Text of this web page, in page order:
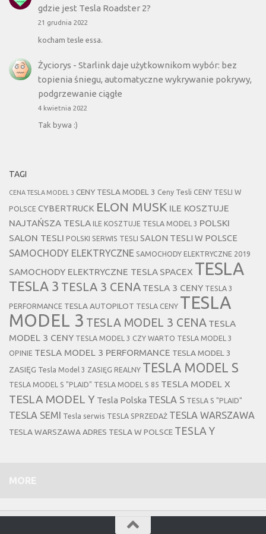
gdzie jest Tesla Roadster 2?
21 grudnia 2022
kocham tesle essa.
Życiorys - Starlink daje użytkownikom wybór: bez
topienia śniegu, automatyczne wykrywanie pokrywy,
podgrzewanie ciągłe
4 kwietnia 2022
Tak bywa :)
TAGI
CENA TESLA MODEL 3 CENY TESLA MODEL 3 Ceny Tesli CENY TESLI W
POLSCE CYBERTRUCK ELON MUSK ILE KOSZTUJE
NAJTAŃSZA TESLA ILE KOSZTUJE TESLA MODEL 3 POLSKI
SALON TESLI POLSKI SERWIS TESLI SALON TESLI W POLSCE
SAMOCHODY ELEKTRYCZNE SAMOCHODY ELEKTRYCZNE 2019
SAMOCHODY ELEKTRYCZNE TESLA SPACEX TESLA
TESLA 3 TESLA 3 CENA TESLA 3 CENY TESLA 3
PERFORMANCE TESLA AUTOPILOT TESLA CENY TESLA
MODEL 3 TESLA MODEL 3 CENA TESLA
MODEL 3 CENY TESLA MODEL 3 CZY WARTO TESLA MODEL 3
OPINIE TESLA MODEL 3 PERFORMANCE TESLA MODEL 3
ZASIĘG Tesla Model 3 ZASIĘG REALNY TESLA MODEL S
TESLA MODEL S "PLAID" TESLA MODEL S 85 TESLA MODEL X
TESLA MODEL Y Tesla Polska TESLA S TESLA S "PLAID"
TESLA SEMI Tesla serwis TESLA SPRZEDAŻ TESLA WARSZAWA
TESLA WARSZAWA ADRES TESLA W POLSCE TESLA Y
MORE